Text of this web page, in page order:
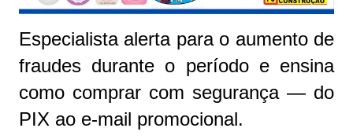
Especialista alerta para o aumento de
fraudes durante o período e ensina
como comprar com segurança — do
PIX ao e-mail promocional.